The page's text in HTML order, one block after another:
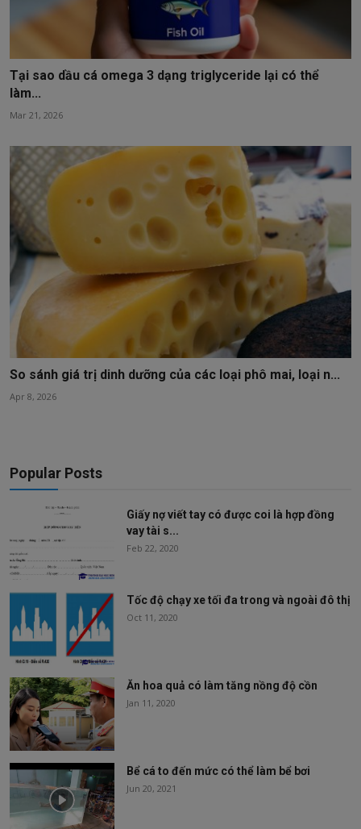
Tại sao dầu cá omega 3 dạng triglyceride lại có thể
làm...
Mar 21, 2026
So sánh giá trị dinh dưỡng của các loại phô mai, loại n...
Apr 8, 2026
Popular Posts
Giấy nợ viết tay có được coi là hợp đồng
vay tài s...
Feb 22, 2020
Tốc độ chạy xe tối đa trong và ngoài đô thị
Oct 11, 2020
Ăn hoa quả có làm tăng nồng độ cồn
Jan 11, 2020
Bể cá to đến mức có thể làm bể bơi
Jun 20, 2021